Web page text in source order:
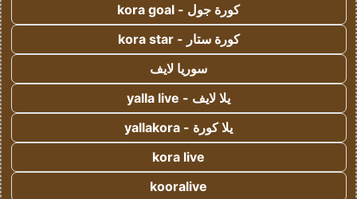
كورة جول - kora goal
كورة ستار - kora star
سوريا لايف
يلا لايف - yalla live
يلا كورة - yallakora
kora live
kooralive